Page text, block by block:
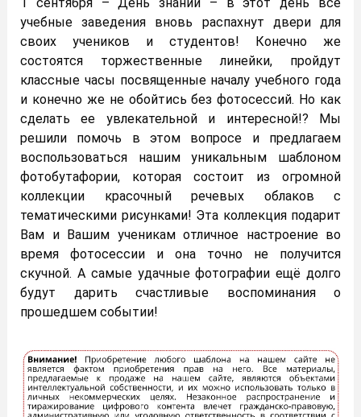
учебные заведения вновь распахнут двери для
своих учеников и студентов! Конечно же
состоятся торжественные линейки, пройдут
классные часы посвященные началу учебного года
и конечно же не обойтись без фотосессий. Но как
сделать ее увлекательной и интересной!? Мы
решили помочь в этом вопросе и предлагаем
воспользоваться нашим уникальным шаблоном
фотобутафории, которая состоит из огромной
коллекции красочный речевых облаков с
тематическими рисунками! Эта коллекция подарит
Вам и Вашим ученикам отличное настроение во
время фотосессии и она точно не получится
скучной. А самые удачные фотографии ещё долго
будут дарить счастливые воспоминания о
прошедшем событии!